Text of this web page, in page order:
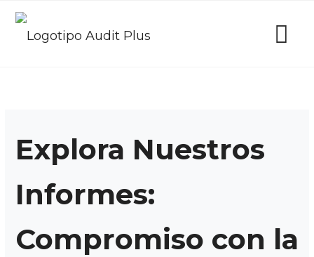
Explora Nuestros
Informes:
Compromiso con la